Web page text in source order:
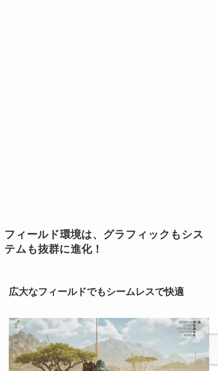
フィールド環境は、グラフィックもシス
テムも抜群に進化！
広大なフィールドでもシームレスで快適